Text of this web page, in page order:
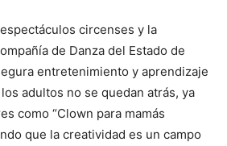
circenses y la
de Danza del Estado de
entretenimiento y aprendizaje
adultos no se quedan atrás, ya
como “Clown para mamás
que la creatividad es un campo